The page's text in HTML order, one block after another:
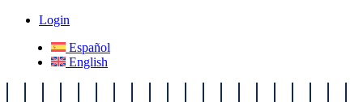
Login
Español
English